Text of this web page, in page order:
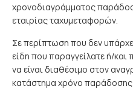
χρονοδιαγράμματος
εταιρίας ταχυμεταφορών.
Σε περίπτωση που δεν
είδη που παραγγείλατε ή/
να είναι διαθέσιμο στον
κατάστημα χρόνο